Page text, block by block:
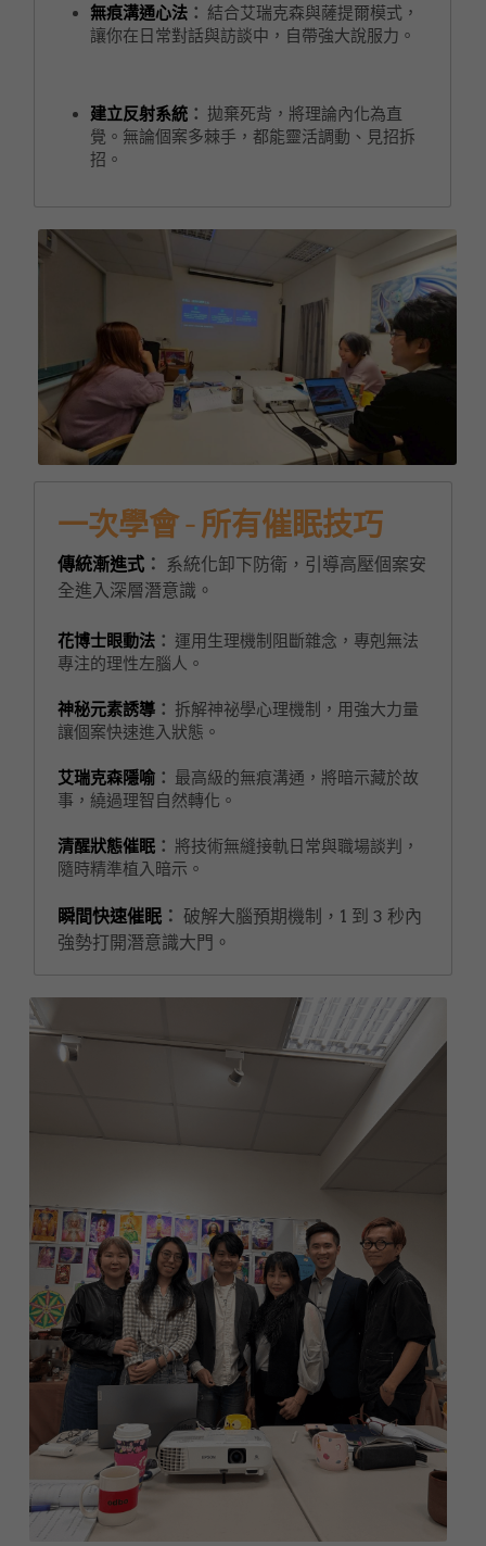
無痕溝通心法： 結合艾瑞克森與薩提爾模式，
讓你在日常對話與訪談中，自帶強大說服力。
建立反射系統： 拋棄死背，將理論內化為直
覺。無論個案多棘手，都能靈活調動、見招拆
招。
一次學會 - 所有催眠技巧
傳統漸進式 ： 系統化卸下防衛，引導高壓個案安
全進入深層潛意識。
花博士眼動法 ： 運用生理機制阻斷雜念，專剋無法
專注的理性左腦人。
神秘元素誘導 ： 拆解神祕學心理機制，用強大力量
讓個案快速進入狀態。
艾瑞克森隱喻 ： 最高級的無痕溝通，將暗示藏於故
事，繞過理智自然轉化。
清醒狀態催眠 ： 將技術無縫接軌日常與職場談判，
隨時精準植入暗示。
瞬間快速催眠 ： 破解大腦預期機制，1 到 3 秒內
強勢打開潛意識大門。